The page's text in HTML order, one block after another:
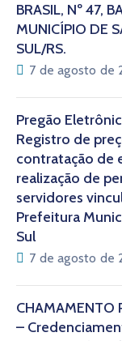
BRASIL, Nº 47,
MUNICÍPIO DE
SUL/RS.
7 de agosto de
Pregão
Registro de
contratação de
realização de
servidores
Prefeitura
Sul
7 de agosto de
CHAMAMENTO
–